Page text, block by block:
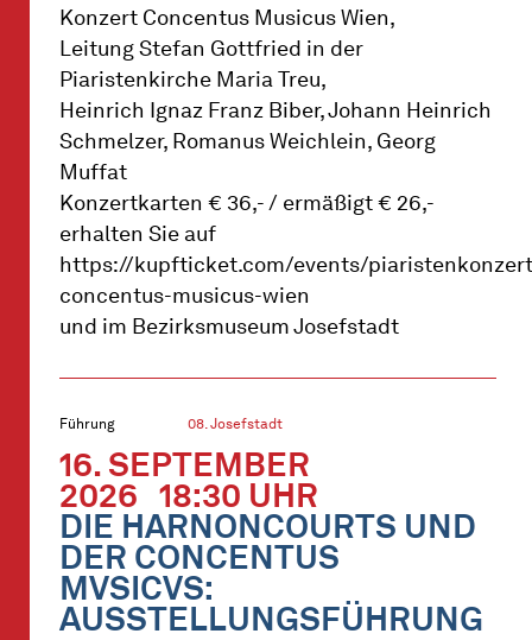
Konzert Concentus Musicus Wien,
Leitung Stefan Gottfried in der
Piaristenkirche Maria Treu,
Heinrich Ignaz Franz Biber, Johann Heinrich
Schmelzer, Romanus Weichlein, Georg
Muffat
Konzertkarten € 36,- / ermäßigt € 26,-
erhalten Sie auf
https://kupfticket.com/events/
concentus-musicus-wien
und im Bezirksmuseum Josefstadt
Führung 08. Josefstadt
16. SEPTEMBER
2026 18:30 UHR
DIE HARNONCOURTS UND
DER CONCENTUS
MVSICVS:
AUSSTELLUNGSFÜHRUNG